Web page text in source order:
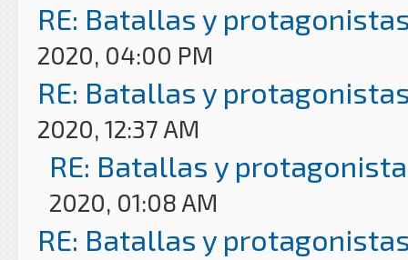
RE: Batallas y
2020, 04:00 PM
RE: Batallas y
2020, 12:37 AM
RE: Batallas y
2020, 01:08 AM
RE: Batallas y